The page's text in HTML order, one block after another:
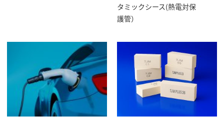
タミックシース(熱電対保
護管）